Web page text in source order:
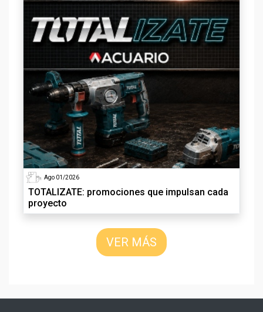
Ago 01/2026
TOTALIZATE: promociones que impulsan cada
proyecto
VER MÁS